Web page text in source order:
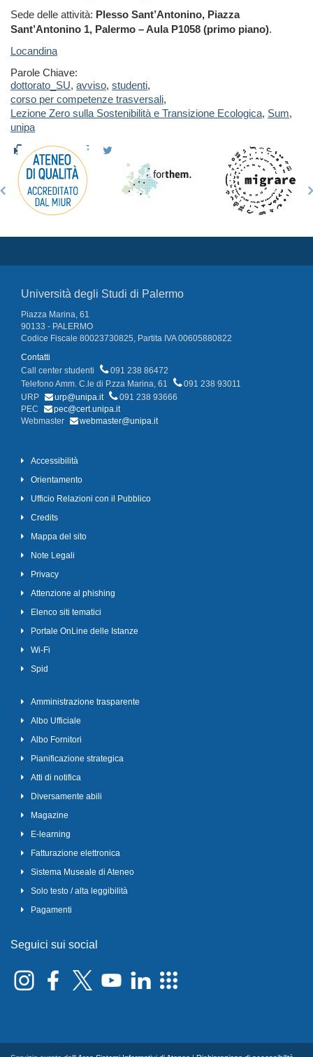
Sede delle attività: Plesso Sant’Antonino, Piazza
Sant’Antonino 1, Palermo – Aula P1058 (primo piano).
Locandina
Parole Chiave:
dottorato_SU, avviso, studenti,
corso per competenze trasversali,
Lezione Zero sulla Sostenibilità e Transizione Ecologica, Sum,
unipa
Università degli Studi di Palermo
Piazza Marina, 61
90133 - PALERMO
Codice Fiscale 80023730825, Partita IVA 00605880822
Contatti
Call center studenti
091 238 86472
Telefono Amm. C.le di P.zza Marina, 61
091 238 93011
URP
urp@unipa.it
091 238 93666
PEC
pec@cert.unipa.it
Webmaster
webmaster@unipa.it
Accessibilità
Orientamento
Ufficio Relazioni con il Pubblico
Credits
Mappa del sito
Note Legali
Privacy
Attenzione al phishing
Elenco siti tematici
Portale OnLine delle Istanze
Wi-Fi
Spid
Amministrazione trasparente
Albo Ufficiale
Albo Fornitori
Pianificazione strategica
Atti di notifica
Diversamente abili
Magazine
E-learning
Fatturazione elettronica
Sistema Museale di Ateneo
Solo testo / alta leggibilità
Pagamenti
Seguici sui social